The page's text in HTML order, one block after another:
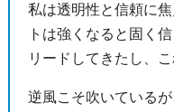
私は透明性と信頼に
トは強くなると固く
リードしてきたし、
逆風こそ吹いている